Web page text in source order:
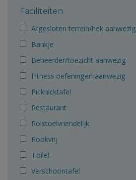
Faciliteiten
Afgesloten terrein/hek aanwezig
Bankje
Beheerder/toezicht aanwezig
Fitness oefeningen aanwezig
Picknicktafel
Restaurant
Rolstoelvriendelijk
Rookvrij
Toilet
Verschoontafel